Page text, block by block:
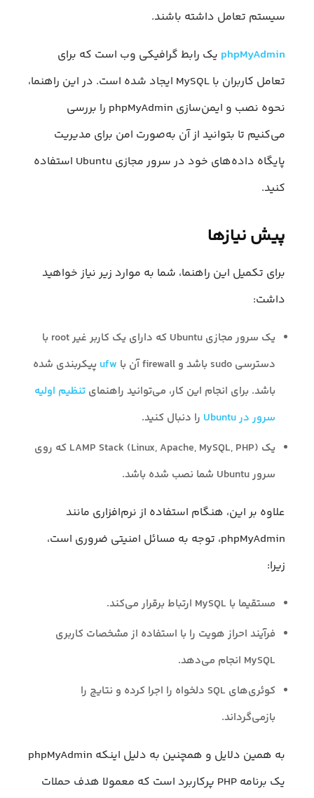
سیستم تعامل داشته باشند.
phpMyAdmin یک رابط گرافیکی وب است که برای
تعامل کاربران با MySQL ایجاد شده است. در این راهنما،
نحوه نصب و ایمن‌سازی phpMyAdmin را بررسی
می‌کنیم تا بتوانید از آن به‌صورت امن برای مدیریت
پایگاه داده‌های خود در سرور مجازی Ubuntu استفاده
کنید.
پیش نیازها
برای تکمیل این راهنما، شما به موارد زیر نیاز خواهید
داشت:
یک سرور مجازی Ubuntu که دارای یک کاربر غیر root با
دسترسی sudo باشد و firewall آن با
ufw پیکربندی شده
باشد. برای انجام این کار، می‌توانید راهنمای تنظیم اولیه
سرور در Ubuntu
را دنبال کنید.
یک LAMP Stack (Linux, Apache, MySQL, PHP) که روی
سرور Ubuntu شما نصب شده باشد.
علاوه بر این، هنگام استفاده از نرم‌افزاری مانند
phpMyAdmin، توجه به مسائل امنیتی ضروری است،
زیرا:
مستقیما با MySQL ارتباط برقرار می‌کند.
فرآیند احراز هویت را با استفاده از مشخصات کاربری
MySQL انجام می‌دهد.
کوئری‌های SQL دلخواه را اجرا کرده و نتایج را
بازمی‌گرداند.
به همین دلایل و همچنین به دلیل اینکه phpMyAdmin
یک برنامه PHP پرکاربرد است که معمولا هدف حملات